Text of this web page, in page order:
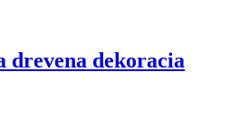
drevena dekoracia